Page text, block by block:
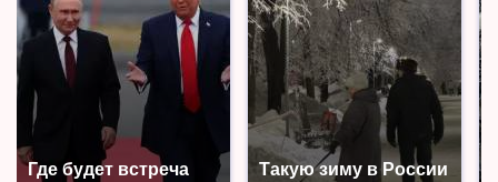
Где будет встреча
Такую зиму в России